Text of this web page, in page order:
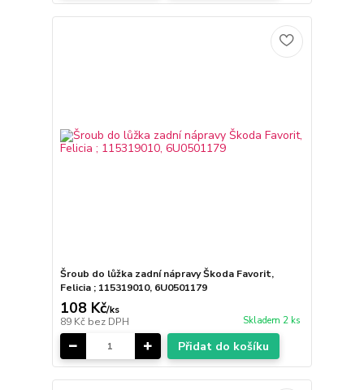
Šroub do lůžka zadní nápravy Škoda Favorit,
Felicia ; 115319010, 6U0501179
108 Kč/ks
89 Kč bez DPH Skladem 2 ks
Přidat do košíku